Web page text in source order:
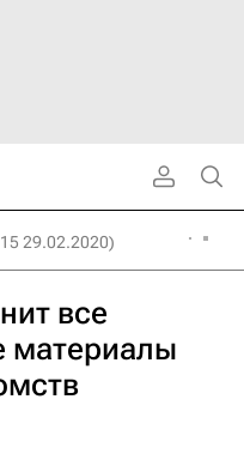
29.02.2020)
все
материалы